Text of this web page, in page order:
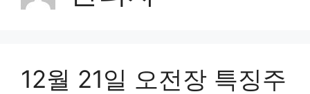
12월 21일 오전장 특징주